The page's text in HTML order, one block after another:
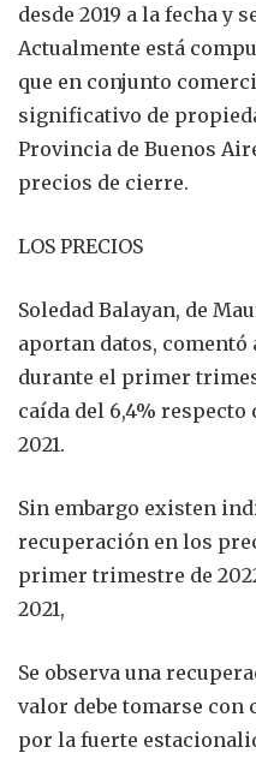
desde 2019 a la fecha y
Actualmente está
que en conjunto
significativo de
Provincia de Buenos
precios de cierre.
LOS PRECIOS
Soledad Balayan, de
aportan datos, comentó
durante el primer
caída del 6,4%
2021.
Sin embargo existen
recuperación en los
primer trimestre de
2021,
Se observa una
valor debe tomarse con
por la fuerte